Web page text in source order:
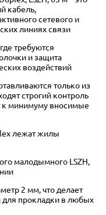
кабель,
сетевого и
линиях связи
требуются
и защита
воздействий
только из
строгий контроль
к минимуму вносимые
лежат жилы
малодымного LSZH,
2 мм, что делает
для прокладки в любых